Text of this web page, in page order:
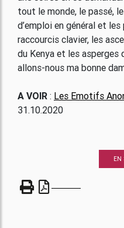
tout le monde, le passé,
d’emploi en général et
raccourcis clavier, les
du Kenya et les asperges
allons-nous ma bonne
A VOIR : Les Emotifs
31.10.2020
EN